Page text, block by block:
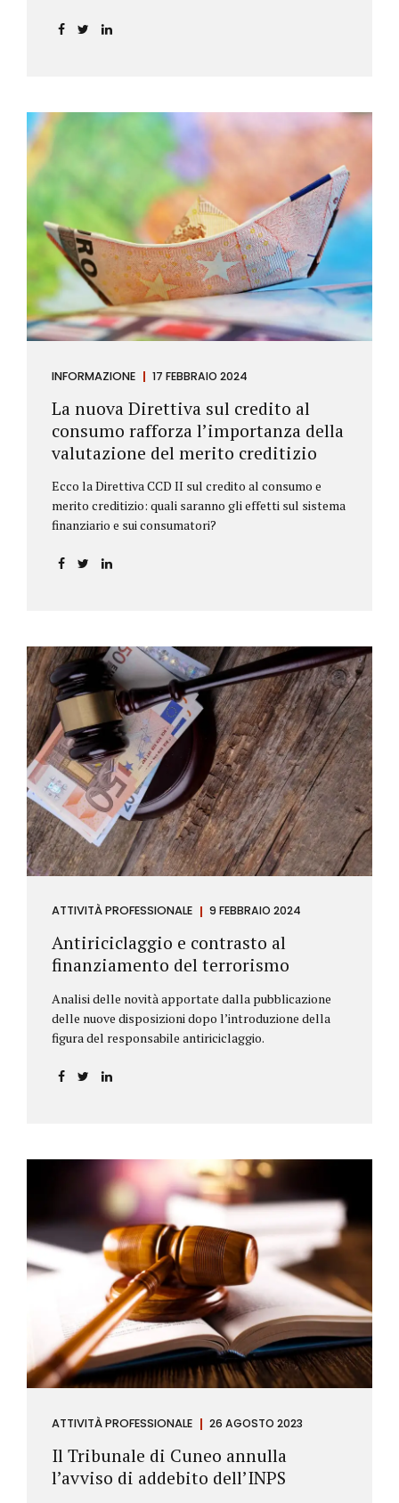
INFORMAZIONE 17 FEBBRAIO 2024
La nuova Direttiva sul credito al
consumo rafforza l’importanza della
valutazione del merito creditizio
Ecco la Direttiva CCD II sul credito al consumo e
merito creditizio: quali saranno gli effetti sul sistema
finanziario e sui consumatori?
ATTIVITÀ PROFESSIONALE 9 FEBBRAIO 2024
Antiriciclaggio e contrasto al
finanziamento del terrorismo
Analisi delle novità apportate dalla pubblicazione
delle nuove disposizioni dopo l’introduzione della
figura del responsabile antiriciclaggio.
ATTIVITÀ PROFESSIONALE 26 AGOSTO 2023
Il Tribunale di Cuneo annulla
l’avviso di addebito dell’INPS